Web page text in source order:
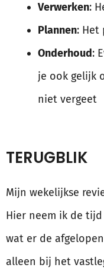
Verwerken:
Plannen: Het
Onderhoud:
je ook gelijk
niet vergeet
TERUGBLIK
Mijn wekelijkse
Hier neem ik de
wat er de
alleen bij het